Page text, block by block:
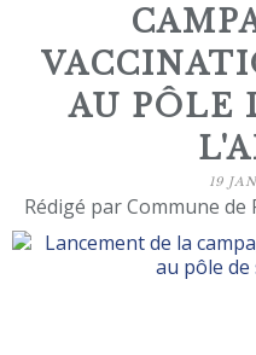
AU PÔLE
19
Rédigé par Commune